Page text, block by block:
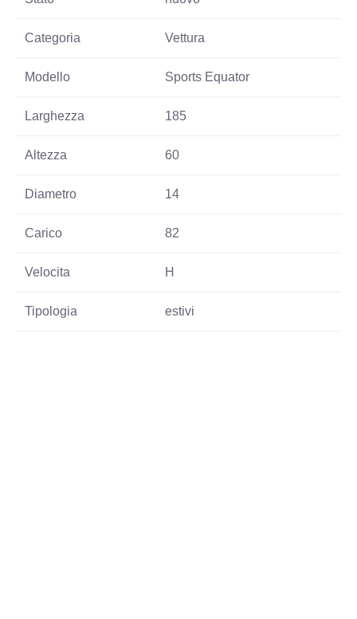
Categoria Vettura
Modello Sports Equator
Larghezza 185
Altezza 60
Diametro 14
Carico 82
Velocita H
Tipologia estivi